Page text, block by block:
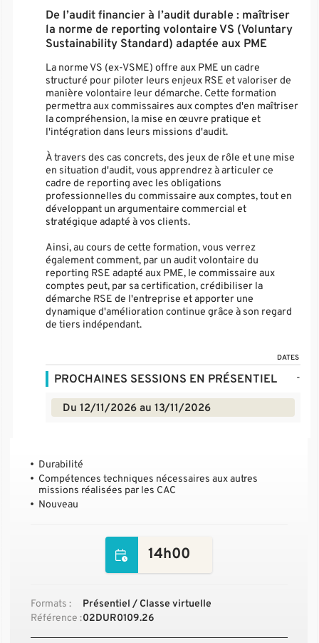
De l’audit financier à l’audit durable : maîtriser
la norme de reporting volontaire VS (Voluntary
Sustainability Standard) adaptée aux PME
La norme VS (ex-VSME) offre aux PME un cadre
structuré pour piloter leurs enjeux RSE et valoriser de
manière volontaire leur démarche. Cette formation
permettra aux commissaires aux comptes d'en maîtriser
la compréhension, la mise en œuvre pratique et
l'intégration dans leurs missions d'audit.
À travers des cas concrets, des jeux de rôle et une mise
en situation d'audit, vous apprendrez à articuler ce
cadre de reporting avec les obligations
professionnelles du commissaire aux comptes, tout en
développant un argumentaire commercial et
stratégique adapté à vos clients.
Ainsi, au cours de cette formation, vous verrez
également comment, par un audit volontaire du
reporting RSE adapté aux PME, le commissaire aux
comptes peut, par sa certification, crédibiliser la
démarche RSE de l'entreprise et apporter une
dynamique d'amélioration continue grâce à son regard
de tiers indépendant.
DATES
PROCHAINES SESSIONS EN PRÉSENTIEL -
Du 12/11/2026 au 13/11/2026
Durabilité
Compétences techniques nécessaires aux autres
missions réalisées par les CAC
Nouveau
14h00
Formats :
Présentiel / Classe virtuelle
Référence :02DUR0109.26